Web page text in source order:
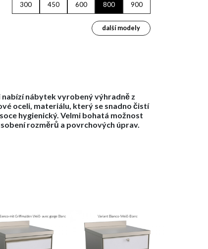
300 450 600 800 900
další modely
nabízí nábytek vyrobený výhradně z
oceli, materiálu, který se snadno čistí
hygienický. Velmi bohatá možnost
rozměrů a povrchových úprav.